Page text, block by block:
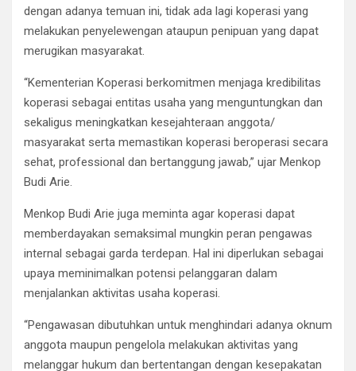
dengan adanya temuan ini, tidak ada lagi koperasi yang
melakukan penyelewengan ataupun penipuan yang dapat
merugikan masyarakat.
“Kementerian Koperasi berkomitmen menjaga kredibilitas
koperasi sebagai entitas usaha yang menguntungkan dan
sekaligus meningkatkan kesejahteraan anggota/
masyarakat serta memastikan koperasi beroperasi secara
sehat, professional dan bertanggung jawab,” ujar Menkop
Budi Arie.
Menkop Budi Arie juga meminta agar koperasi dapat
memberdayakan semaksimal mungkin peran pengawas
internal sebagai garda terdepan. Hal ini diperlukan sebagai
upaya meminimalkan potensi pelanggaran dalam
menjalankan aktivitas usaha koperasi.
“Pengawasan dibutuhkan untuk menghindari adanya oknum
anggota maupun pengelola melakukan aktivitas yang
melanggar hukum dan bertentangan dengan kesepakatan